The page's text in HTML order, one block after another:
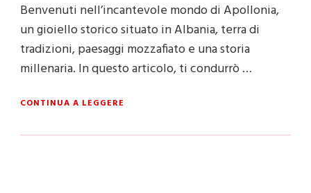
Benvenuti nell’incantevole mondo di Apollonia,
un gioiello storico situato in Albania, terra di
tradizioni, paesaggi mozzafiato e una storia
millenaria. In questo articolo, ti condurrò …
CONTINUA A LEGGERE